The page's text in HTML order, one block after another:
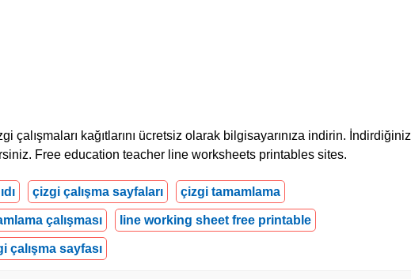
çalışmaları kağıtlarını ücretsiz olarak bilgisayarınıza indirin. İndirdiğiniz
Free education teacher line worksheets printables sites.
çizgi çalışma sayfaları çizgi tamamlama
çalışması line working sheet free printable
çalışma sayfası